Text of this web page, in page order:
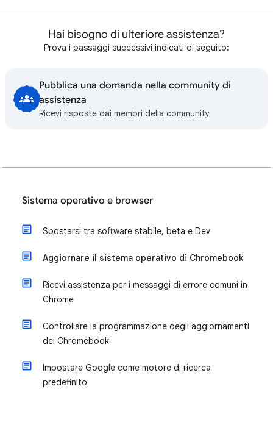
Hai bisogno di ulteriore assistenza?
Prova i passaggi successivi indicati di seguito:
Pubblica una domanda nella community di
assistenza
Ricevi risposte dai membri della community
Sistema operativo e browser
Spostarsi tra software stabile, beta e Dev
Aggiornare il sistema operativo di Chromebook
Ricevi assistenza per i messaggi di errore comuni in
Chrome
Controllare la programmazione degli aggiornamenti
del Chromebook
Impostare Google come motore di ricerca
predefinito